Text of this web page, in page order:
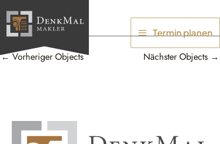
Inhalt
springen
Termin planen
←Vorheriger Objects Nächster Objects →